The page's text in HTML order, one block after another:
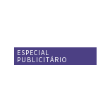
ESPECIAL
PUBLICITÁRIO